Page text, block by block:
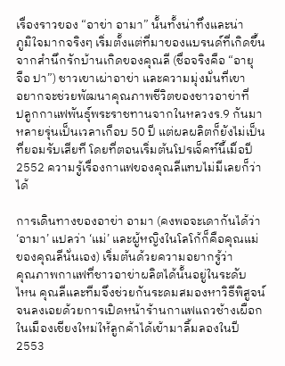
เรื่องราวของ “อาข่า อามา” นั้นทั้งน่าทึ่งและน่า
ภูมิใจมากจริงๆ เริ่มตั้งแต่ที่มาของแบรนด์ที่เกิดขึ้น
จากสำนึกรักบ้านเกิดของคุณลี (ชื่อจริงคือ “อายุ
จือ ปา”) ชาวเขาเผ่าอาข่า และความมุ่งมั่นที่เขา
อยากจะช่วยพัฒนาคุณภาพชีวิตของชาวอาข่าที่
ปลูกกาแฟพันธุ์พระราชทานจากในหลวงร.9 กันมา
หลายรุ่นเป็นเวลาเกือบ 50 ปี แต่ผลผลิตก็ยังไม่เป็น
ที่ยอมรับเสียที โดยที่ตอนเริ่มต้นโปรเจ็คท์นี้เมื่อปี
2552 ความรู้เรื่องกาแฟของคุณลีแทบไม่มีเลยก็ว่า
ได้
การเดินทางของอาข่า อามา (คงพอจะเดากันได้ว่า
‘อามา’ แปลว่า ‘แม่’ และผู้หญิงในโลโก้ก็คือคุณแม่
ของคุณลีนั่นเอง) เริ่มต้นด้วยความอยากรู้ว่า
คุณภาพกาแฟที่ชาวอาข่าผลิตได้นั้นอยู่ในระดับ
ไหน คุณลีและทีมจึงช่วยกันระดมสมองหาวิธีพิสูจน์
จนลงเอยด้วยการเปิดหน้าร้านกาแฟแถวช้างเผือก
ในเมืองเชียงใหม่ให้ลูกค้าได้เข้ามาลิ้มลองในปี
2553